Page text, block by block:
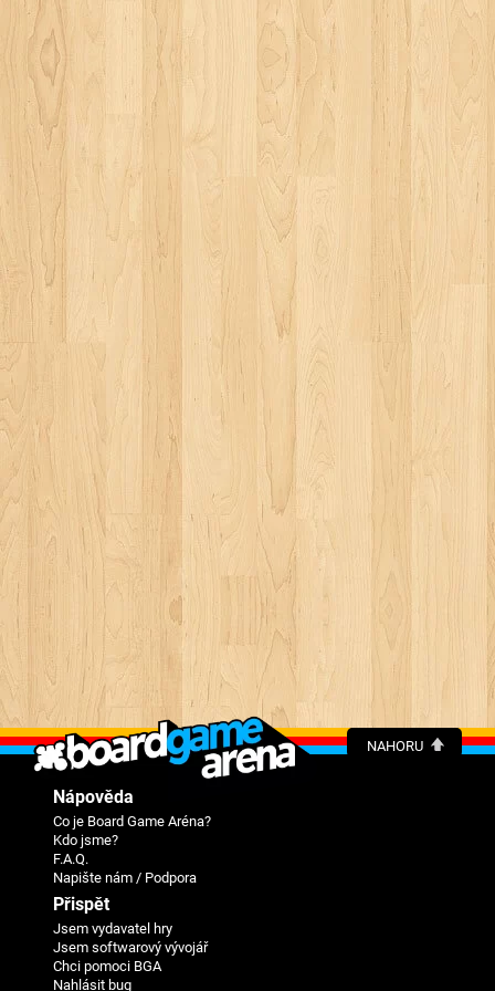
NAHORU
Nápověda
Co je Board Game Aréna?
Kdo jsme?
F.A.Q.
Napište nám / Podpora
Přispět
Jsem vydavatel hry
Jsem softwarový vývojář
Chci pomoci BGA
Nahlásit bug